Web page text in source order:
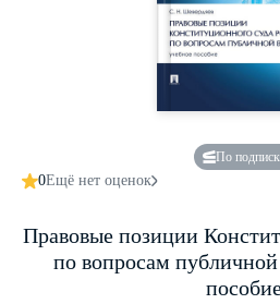
По
0Ещё нет оценок
Правовые позиции
по вопросам